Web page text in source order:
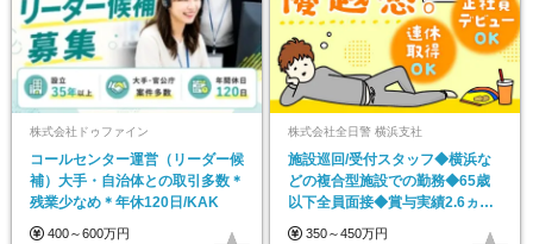
株式会社ドゥファイン
コールセンター運営（リーダー候
補）大手・自治体との取引多数＊
残業少なめ＊年休120日/KAK
400～600万円
株式会社全日警 横浜支社
施設巡回/受付スタッフ◆横浜な
どの複合型施設での勤務◆65歳
以下全員面接◆賞与実績2.6ヵ月
◆社員寮あり
350～450万円